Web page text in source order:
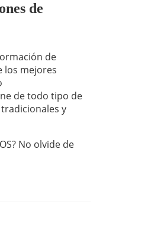
de
de
los mejores
de todo tipo de
y
No olvide de